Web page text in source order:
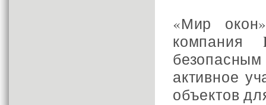
«Мир
компания
безопасным
активное
объектов